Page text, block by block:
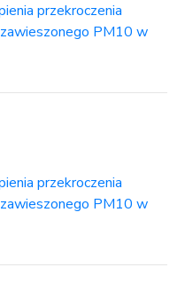
przekroczenia
PM10 w
przekroczenia
PM10 w